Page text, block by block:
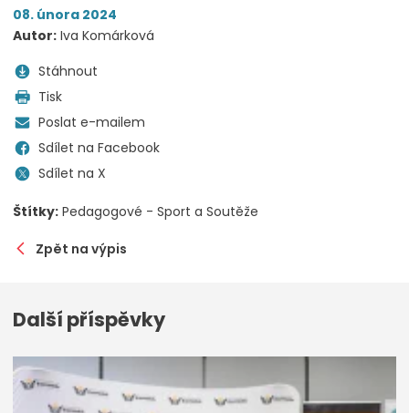
08. února 2024
Autor: Iva Komárková
Stáhnout
Tisk
Poslat e-mailem
Sdílet na Facebook
Sdílet na X
Štítky: Pedagogové - Sport a Soutěže
Zpět na výpis
Další příspěvky